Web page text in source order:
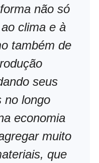
não só
clima e à
também de
seus
no longo
economia
muito
que